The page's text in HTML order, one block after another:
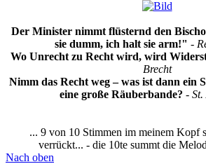
Der Minister nimmt flüsternd den
sie dumm, ich halt sie arm!" -
Wo Unrecht zu Recht wird, wird
Brecht
Nimm das Recht weg – was ist dann ein
eine große Räuberbande? - St.
... 9 von 10 Stimmen im meinem Kopf
verrückt... - die 10te summt die
Nach oben